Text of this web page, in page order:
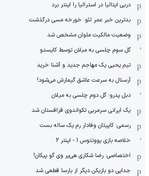
دربی ایتالیا در استرالیا را اینتر برد
بدترین خبر عمر لئو: خورخه مسی درگذشت
وضعیت مالکیت ملوان مشخص شد
گل سوم چلسی به میلان توسط کایسدو
تیم یحیی یک مهاجم جدید و آشنا خرید
آرسنال به سرعت عاشق گیمارش می‌شود!
دبل پدرو؛ گل دوم چلسی به میلان
یک ایرانی سرمربی تکواندوی قزاقستان شد
رسمی: کاپیتان وفادار رم یک ساله بست
خلاصه بازی یوونتوس 1 - اینتر 2
اختصاصی: رضا شکاری هی‌یر وی‌ گو پیکان!
جدایی دو بازیکن دیگر از بارسا قطعی شد